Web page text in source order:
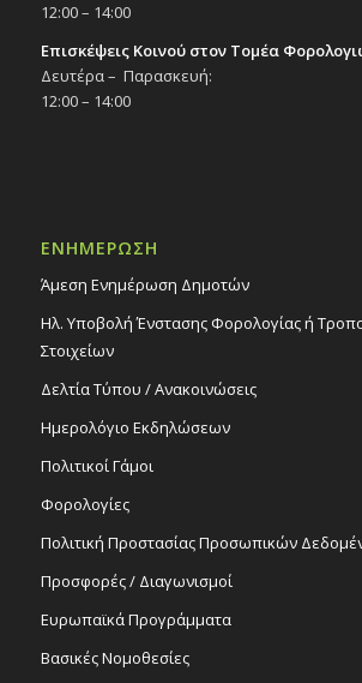
ΜΑΡ
ΜΑΡ
6
Το Furry Book Club τον Μάρτιο
στο Πολιτιστικό Κέντρο
17:30-18:30.
17:30
ΜΑΡ
6
Ζωγραφιές», 6/3/26
20:00
12:00 – 14:00
Επισκέψεις Κοινού στον Τομέα
Δευτέρα – Παρασκευή:
12:00 – 14:00
ΕΝΗΜΕΡΩΣΗ
Άμεση Ενημέρωση Δημοτών
Ηλ. Υποβολή Ένστασης Φορολογίας ή
Στοιχείων
Δελτία Τύπου / Ανακοινώσεις
Ημερολόγιο Εκδηλώσεων
Πολιτικοί Γάμοι
Φορολογίες
Πολιτική Προστασίας Προσωπικών
Προσφορές / Διαγωνισμοί
Ευρωπαϊκά Προγράμματα
Βασικές Νομοθεσίες